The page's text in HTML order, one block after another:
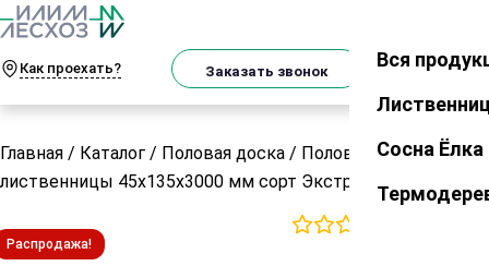
Как проехать? Заказать звонок Закрыть
Вся
Сосна Ёлка
Главная / Каталог / Половая доска / Половая доска из
лиственницы 45х135х3000 мм сорт Экстра
Распродажа!